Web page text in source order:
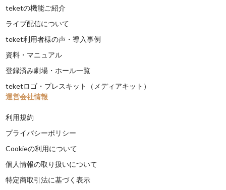
teketの機能ご紹介
ライブ配信について
teket利用者様の声・導入事例
資料・マニュアル
登録済み劇場・ホール一覧
teketロゴ・プレスキット（メディアキット）
運営会社情報
利用規約
プライバシーポリシー
Cookieの利用について
個人情報の取り扱いについて
特定商取引法に基づく表示